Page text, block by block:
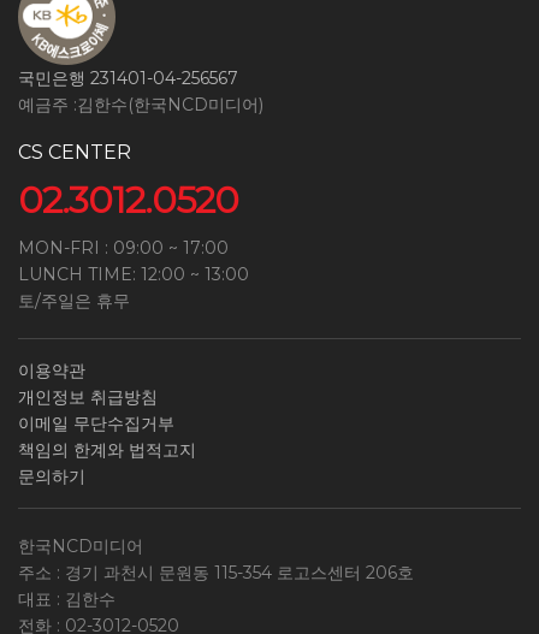
국민은행 231401-04-256567
예금주 :김한수(한국NCD미디어)
CS CENTER
02.3012.0520
MON-FRI : 09:00 ~ 17:00
LUNCH TIME: 12:00 ~ 13:00
토/주일은 휴무
이용약관
개인정보 취급방침
이메일 무단수집거부
책임의 한계와 법적고지
문의하기
한국NCD미디어
주소 : 경기 과천시 문원동 115-354 로고스센터 206호
대표 : 김한수
전화 : 02-3012-0520